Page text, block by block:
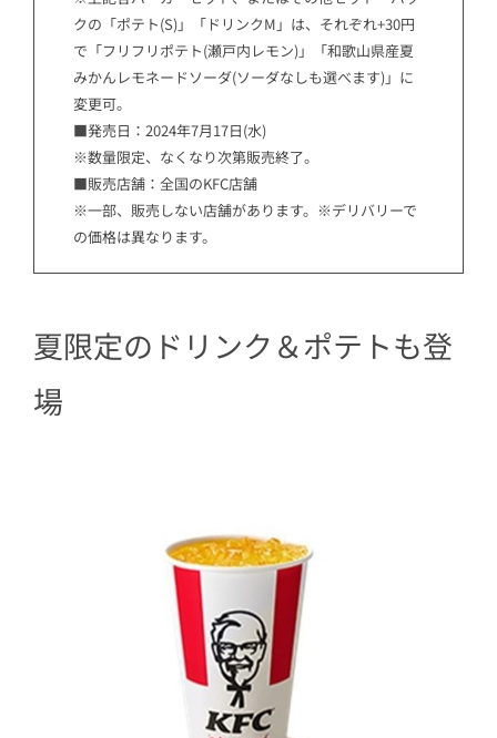
クの「ポテト(S)」「ドリンクM」は、それぞれ+30円
で「フリフリポテト(瀬戸内レモン)」「和歌山県産夏
みかんレモネードソーダ(ソーダなしも選べます)」に
変更可。
■発売日：2024年7月17日(水)
※数量限定、なくなり次第販売終了。
■販売店舗：全国のKFC店舗
※一部、販売しない店舗があります。※デリバリーで
の価格は異なります。
夏限定のドリンク＆ポテトも登
場